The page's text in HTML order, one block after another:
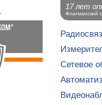
Сетевое
17 лет
Флагманский